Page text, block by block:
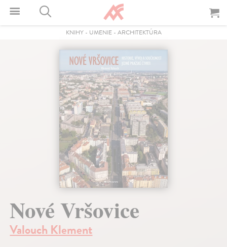
KNIHY- UMENIE- ARCHITEKTÚRA
Nové Vršovice
Valouch Klement